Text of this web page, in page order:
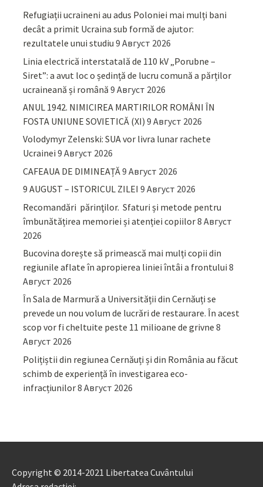
Refugiații ucraineni au adus Poloniei mai mulți bani
decât a primit Ucraina sub formă de ajutor:
rezultatele unui studiu 9 Август 2026
Linia electrică interstatală de 110 kV „Porubne –
Siret”: a avut loc o ședință de lucru comună a părților
ucraineană și română 9 Август 2026
ANUL 1942. NIMICIREA MARTIRILOR ROMÂNI ÎN
FOSTA UNIUNE SOVIETICĂ (XI) 9 Август 2026
Volodymyr Zelenski: SUA vor livra lunar rachete
Ucrainei 9 Август 2026
CAFEAUA DE DIMINEAȚĂ9 Август 2026
9 AUGUST – ISTORICUL ZILEI 9 Август 2026
Recomandări părinţilor. Sfaturi și metode pentru
îmbunătățirea memoriei și atenției copiilor8 Август
2026
Bucovina dorește să primească mai mulți copii din
regiunile aflate în apropierea liniei întâi a frontului 8
Август 2026
În Sala de Marmură a Universității din Cernăuți se
prevede un nou volum de lucrări de restaurare. În acest
scop vor fi cheltuite peste 11 milioane de grivne 8
Август 2026
Polițiștii din regiunea Cernăuți și din România au făcut
schimb de experiență în investigarea eco-
infracțiunilor8 Август 2026
Copyright © 2014-2021 Libertatea Cuvântului